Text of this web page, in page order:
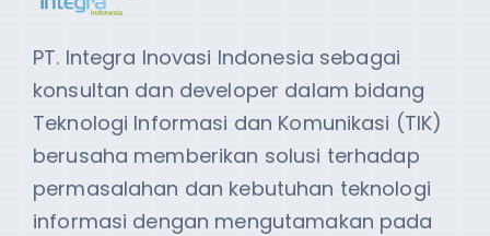
PT. Integra Inovasi Indonesia sebagai
konsultan dan developer dalam bidang
Teknologi Informasi dan Komunikasi (TIK)
berusaha memberikan solusi terhadap
permasalahan dan kebutuhan teknologi
informasi dengan mengutamakan pada